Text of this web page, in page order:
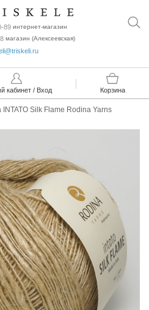
89 интернет-магазин
магазин (Алексеевская)
кабинет / Вход Корзина
INTATO Silk Flame Rodina Yarns